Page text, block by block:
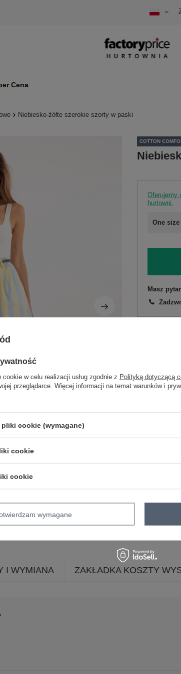
Cena
Niebiesko-żółte szerokie szorty w paski
COTTON
Oferujemy
hurtowni.
One size
Masz
Marka
skład materiału
cechy
I WYMIANA ZAKŁADKA KOSZTY
w celu realizacji usług zgodnie z Polityką dotyczącą
przeglądarce. Więcej informacji na temat warunków i
cookie (wymagane)
cookie
cookie
wymagane